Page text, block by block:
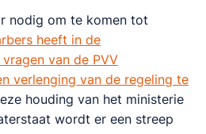
nodig om te komen tot
heeft in de
van de PVV
verlenging van de regeling te
houding van het ministerie
wordt er een streep